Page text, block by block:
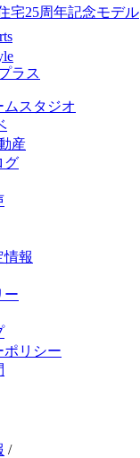
宅25周年記念モデル
ラス
ムスタジオ
産
グ
情報
ー
ポリシー
/